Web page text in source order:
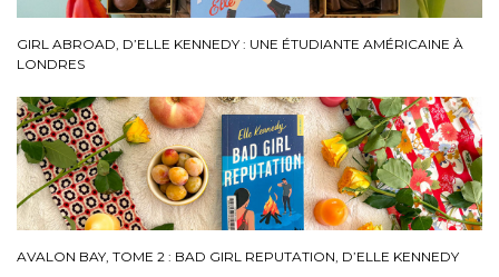
GIRL ABROAD, D’ELLE KENNEDY : UNE ÉTUDIANTE AMÉRICAINE À
LONDRES
AVALON BAY, TOME 2 : BAD GIRL REPUTATION, D’ELLE KENNEDY